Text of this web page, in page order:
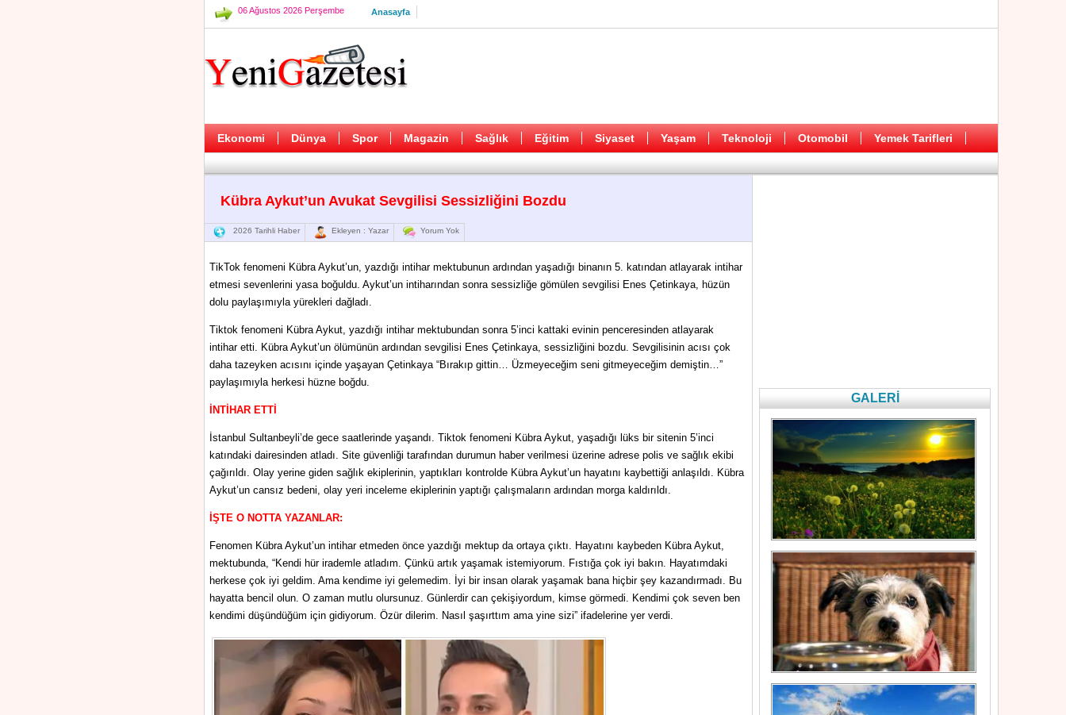
06 Ağustos 2026 Perşembe Anasayfa
Ekonomi Dünya Spor Magazin Sağlık Eğitim Siyaset Yaşam Teknoloji Otomobil Yemek Tarifleri
Kübra Aykut’un Avukat Sevgilisi Sessizliğini Bozdu
2026 Tarihli Haber Ekleyen : Yazar Yorum Yok
TikTok fenomeni Kübra Aykut’un, yazdığı intihar mektubunun ardından yaşadığı binanın 5. katından atlayarak intihar
etmesi sevenlerini yasa boğuldu. Aykut’un intiharından sonra sessizliğe gömülen sevgilisi Enes Çetinkaya, hüzün
dolu paylaşımıyla yürekleri dağladı.
Tiktok fenomeni Kübra Aykut, yazdığı intihar mektubundan sonra 5’inci kattaki evinin penceresinden atlayarak
intihar etti. Kübra Aykut’un ölümünün ardından sevgilisi Enes Çetinkaya, sessizliğini bozdu. Sevgilisinin acısı çok
daha tazeyken acısını içinde yaşayan Çetinkaya “Bırakıp gittin… Üzmeyeceğim seni gitmeyeceğim demiştin…”
paylaşımıyla herkesi hüzne boğdu.
İNTİHAR ETTİ
İstanbul Sultanbeyli’de gece saatlerinde yaşandı. Tiktok fenomeni Kübra Aykut, yaşadığı lüks bir sitenin 5’inci
katındaki dairesinden atladı. Site güvenliği tarafından durumun haber verilmesi üzerine adrese polis ve sağlık ekibi
çağırıldı. Olay yerine giden sağlık ekiplerinin, yaptıkları kontrolde Kübra Aykut’un hayatını kaybettiği anlaşıldı. Kübra
Aykut’un cansız bedeni, olay yeri inceleme ekiplerinin yaptığı çalışmaların ardından morga kaldırıldı.
İŞTE O NOTTA YAZANLAR:
Fenomen Kübra Aykut’un intihar etmeden önce yazdığı mektup da ortaya çıktı. Hayatını kaybeden Kübra Aykut,
mektubunda, “Kendi hür irademle atladım. Çünkü artık yaşamak istemiyorum. Fıstığa çok iyi bakın. Hayatımdaki
herkese çok iyi geldim. Ama kendime iyi gelemedim. İyi bir insan olarak yaşamak bana hiçbir şey kazandırmadı. Bu
hayatta bencil olun. O zaman mutlu olursunuz. Günlerdir can çekişiyordum, kimse görmedi. Kendimi çok seven ben
kendimi düşündüğüm için gidiyorum. Özür dilerim. Nasıl şaşırttım ama yine sizi” ifadelerine yer verdi.
GALERİ